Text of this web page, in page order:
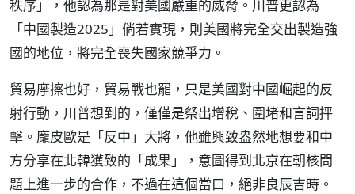
秩序」，他認為那是對美國嚴重的威脅。川普更認為
「中國製造2025」倘若實現，則美國將完全交出製造強
國的地位，將完全喪失國家競爭力。
貿易摩擦也好，貿易戰也罷，只是美國對中國崛起的反
射行動，川普想到的，僅僅是祭出增稅、圍堵和言詞抨
擊。龐皮歐是「反中」大將，他雖興致盎然地想要和中
方分享在北韓獲致的「成果」，意圖得到北京在朝核問
題上進一步的合作，不過在這個當口，絕非良辰吉時。